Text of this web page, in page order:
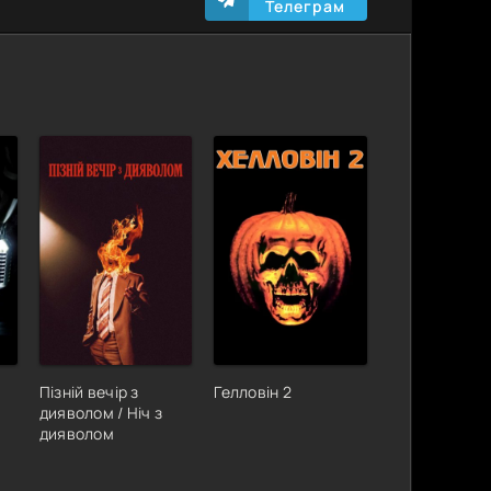
Телеграм
Пізній вечір з
дияволом / Ніч з
дияволом
Гелловін 2